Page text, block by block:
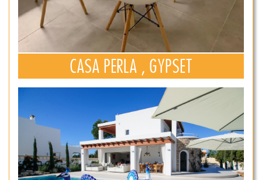
CASA PERLA , GYPSET